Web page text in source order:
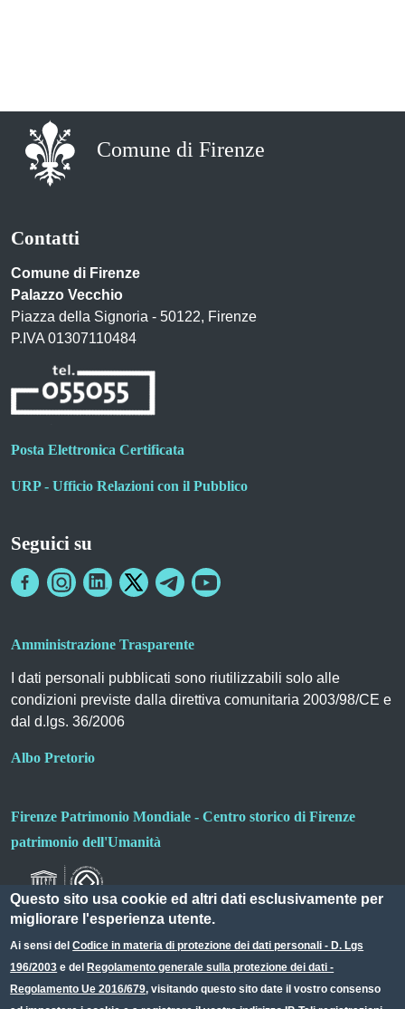
Comune di Firenze
Contatti
Comune di Firenze
Palazzo Vecchio
Piazza della Signoria - 50122, Firenze
P.IVA 01307110484
Posta Elettronica Certificata
URP - Ufficio Relazioni con il Pubblico
Seguici su
Amministrazione Trasparente
I dati personali pubblicati sono riutilizzabili solo alle
condizioni previste dalla direttiva comunitaria 2003/98/CE e
dal d.lgs. 36/2006
Albo Pretorio
Firenze Patrimonio Mondiale - Centro storico di Firenze
patrimonio dell'Umanità
Small prints
Useful links section
Redazione web
Questo sito usa cookie ed altri dati esclusivamente per
migliorare l'esperienza utente.
Ai sensi delCodice in materia di protezione dei dati personali - D. Lgs
196/2003 e del Regolamento generale sulla protezione dei dati -
Regolamento Ue 2016/679, visitando questo sito date il vostro consenso